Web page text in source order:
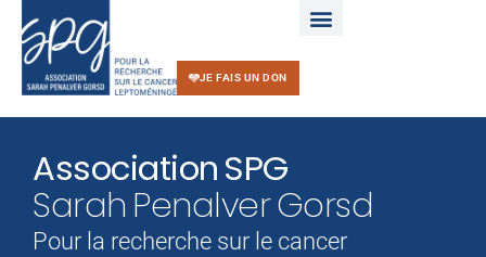
JE FAIS UN DON
Association SPG
Sarah Penalver Gorsd
Pour la recherche sur le cancer